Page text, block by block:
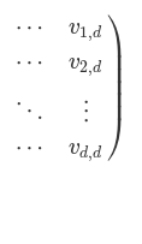
⋯
⋯
⋱
⋯
v1,d
v2,d
⋮
vd,d
⎞
⎠
⎟⎟⎟⎟
⎟
⋮